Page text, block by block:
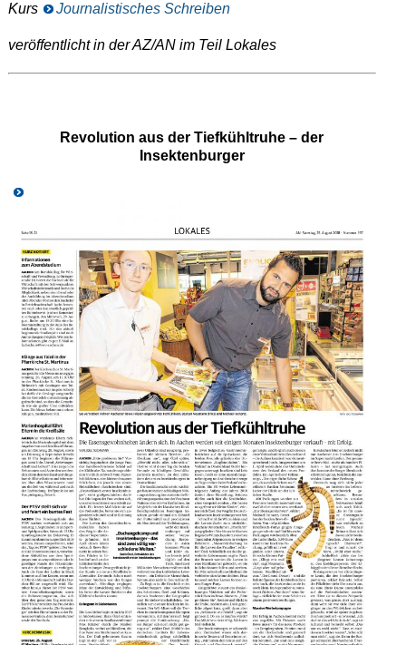
Kurs
Journalistisches Schreiben
veröffentlicht in der AZ/AN im Teil Lokales
Revolution aus der Tiefkühltruhe – der
Insektenburger